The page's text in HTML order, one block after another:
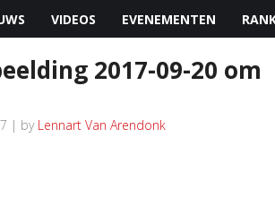
VIDEOS EVENEMENTEN
2017-09-20 om
| by Lennart Van Arendonk